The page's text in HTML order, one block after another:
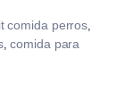
comida perros
,comida para